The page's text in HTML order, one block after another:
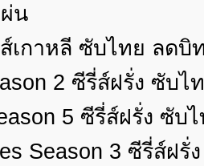
น
เกาหลี ซับไทย ลด
2 ซีรี่ส์ฝรั่ง ซับ
5 ซีรี่ส์ฝรั่ง ซับ
Season 3 ซีรี่ส์ฝ